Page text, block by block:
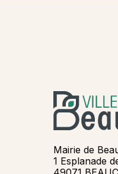
Mairie de
1 Esplanade